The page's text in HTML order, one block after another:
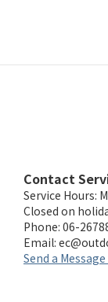
Contact
Service Hours:
Closed on
Phone: 06-
Email:
Send a